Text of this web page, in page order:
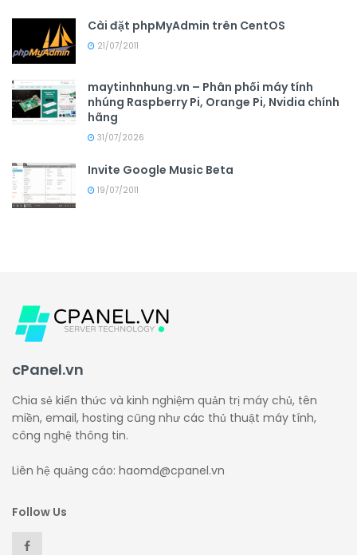
Cài đặt phpMyAdmin trên CentOS
21/07/2011
maytinhnhung.vn – Phân phối máy tính
nhúng Raspberry Pi, Orange Pi, Nvidia chính
hãng
31/07/2026
Invite Google Music Beta
19/07/2011
cPanel.vn
Chia sẻ kiến thức và kinh nghiệm quản trị máy chủ, tên
miền, email, hosting cũng như các thủ thuật máy tính,
công nghệ thông tin.
Liên hệ quảng cáo: haomd@cpanel.vn
Follow Us